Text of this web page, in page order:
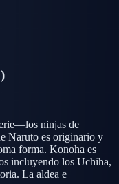
ninjas de
Naruto es originario y
forma. Konoha es
incluyendo los Uchiha,
La aldea e